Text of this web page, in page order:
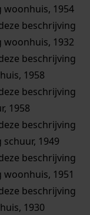
1954
beschrijving
1932
beschrijving
1958
beschrijving
1958
beschrijving
1949
beschrijving
1951
beschrijving
1930